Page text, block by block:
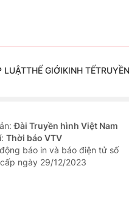
LUẬTTHẾ GIỚIKINH TẾ
Đài Truyền hình Việt Nam
Thời báo VTV
báo in và báo điện tử số
ngày 29/12/2023